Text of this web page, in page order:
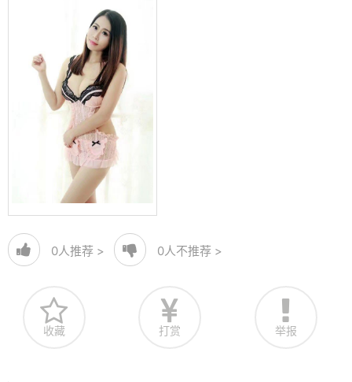
0人推荐 > 0人不推荐 >
收藏 打赏 举报